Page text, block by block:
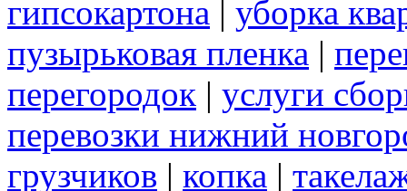
гипсокартона | уборка
пузырьковая пленка |
перегородок | услуги
перевозки нижний
грузчиков | копка |